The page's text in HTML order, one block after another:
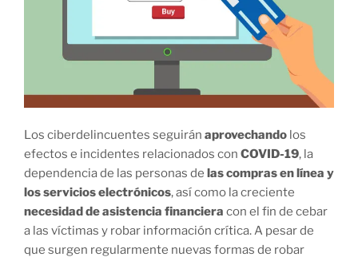
Los ciberdelincuentes seguirán aprovechando los
efectos e incidentes relacionados con COVID-19, la
dependencia de las personas de las compras en línea y
los servicios electrónicos, así como la creciente
necesidad de asistencia financiera con el fin de cebar
a las víctimas y robar información crítica. A pesar de
que surgen regularmente nuevas formas de robar